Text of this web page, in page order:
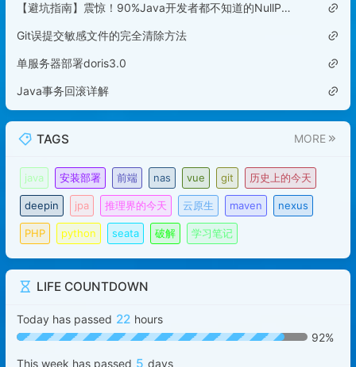
【避坑指南】震惊！90%Java开发者都不知道的NullPointerException隐藏陷阱
Git误提交敏感文件的完全清除方法
单服务器部署doris3.0
Java事务回滚详解
TAGS MORE
java 安装部署 前端 nas vue git 历史上的今天
deepin jpa 推理界的今天 云原生 maven nexus
PHP python seata 破解 学习笔记
LIFE COUNTDOWN
Today has passed 22 hours
92%
This week has passed 5 days